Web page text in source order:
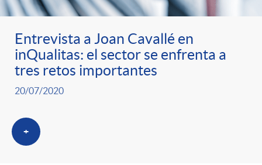
Entrevista a Joan Cavallé en
inQualitas: el sector se enfrenta a
tres retos importantes
20/07/2020
+